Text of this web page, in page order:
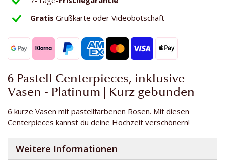
Gratis Grußkarte oder Videobotschaft
6 Pastell Centerpieces, inklusive
Vasen - Platinum | Kurz gebunden
6 kurze Vasen mit pastellfarbenen Rosen. Mit diesen
Centerpieces kannst du deine Hochzeit verschönern!
Weitere Informationen